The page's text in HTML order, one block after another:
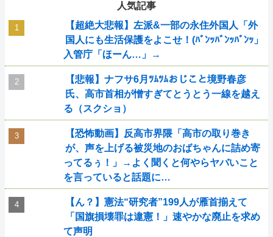
人気記事
【超絶大悲報】左派&一部の永住外国人「外
国人にも生活保護をよこせ！(ﾊﾞﾝｯﾊﾞﾝｯﾊﾞﾝｯ」
入管庁「ほーん…」→
【悲報】ナフサ6月ﾂﾑﾂﾑおじこと境野春彦
氏、高市首相が憎すぎてとうとう一線を越え
る（スクショ）
【恐怖動画】反高市界隈「高市の取り巻き
が、声を上げる被災地のおばちゃんに詰め寄
ってるぅ！」→よく聞くと何やらヤバいこと
を言っていると話題に…
【ん？】憲法“研究者”199人が雁首揃えて
「国旗損壊罪は違憲！」速やかな廃止を求め
て声明